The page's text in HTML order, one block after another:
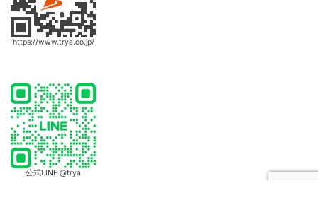
https://www.trya.co.jp/
公式LINE @trya